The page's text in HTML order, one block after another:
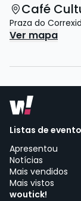
Café
Praza do
Ver mapa
Listas de
Apresentou
Notícias
Mais vendidos
Mais vistos
woutick!